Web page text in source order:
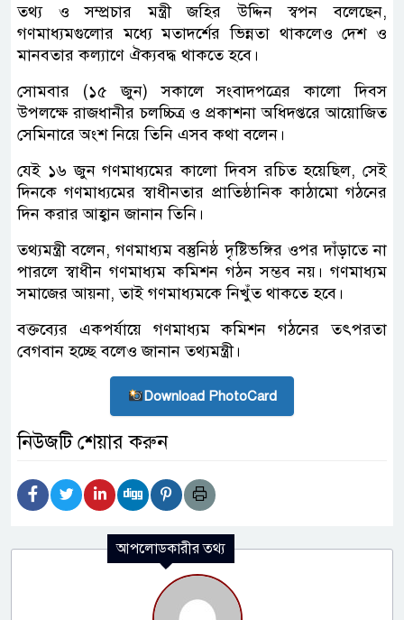
তথ্য ও সম্প্রচার মন্ত্রী জহির উদ্দিন স্বপন বলেছেন,
গণমাধ্যমগুলোর মধ্যে মতাদর্শের ভিন্নতা থাকলেও দেশ ও
মানবতার কল্যাণে ঐক্যবদ্ধ থাকতে হবে।
সোমবার (১৫ জুন) সকালে সংবাদপত্রের কালো দিবস
উপলক্ষে রাজধানীর চলচ্চিত্র ও প্রকাশনা অধিদপ্তরে আয়োজিত
সেমিনারে অংশ নিয়ে তিনি এসব কথা বলেন।
যেই ১৬ জুন গণমাধ্যমের কালো দিবস রচিত হয়েছিল, সেই
দিনকে গণমাধ্যমের স্বাধীনতার প্রাতিষ্ঠানিক কাঠামো গঠনের
দিন করার আহ্বান জানান তিনি।
তথ্যমন্ত্রী বলেন, গণমাধ্যম বস্তুনিষ্ঠ দৃষ্টিভঙ্গির ওপর দাঁড়াতে না
পারলে স্বাধীন গণমাধ্যম কমিশন গঠন সম্ভব নয়। গণমাধ্যম
সমাজের আয়না, তাই গণমাধ্যমকে নিখুঁত থাকতে হবে।
বক্তব্যের একপর্যায়ে গণমাধ্যম কমিশন গঠনের তৎপরতা
বেগবান হচ্ছে বলেও জানান তথ্যমন্ত্রী।
Download PhotoCard
নিউজটি শেয়ার করুন
আপলোডকারীর তথ্য